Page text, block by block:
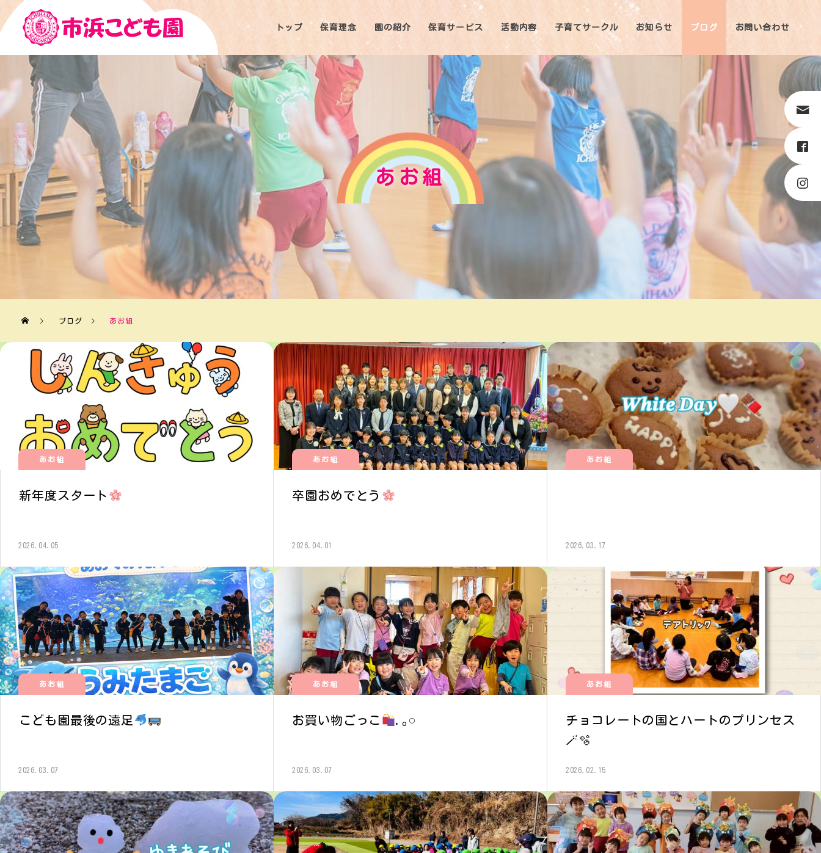
トップ 保育理念 園の紹介 保育サービス 活動内容 子育てサークル お知らせ ブログ お問い合わせ
あお組
ブログ あお組
あお組
新年度スタート
2026.04.05
あお組
卒園おめでとう
2026.04.01
あお組
2026.03.17
あお組
こども園最後の遠足
2026.03.07
あお組
お買い物ごっこ .｡𓏸
2026.03.07
あお組
チョコレートの国とハートのプリンセス
🪄︎︎🫧
2026.02.15